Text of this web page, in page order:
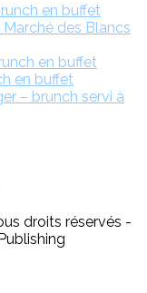
en buffet
Marché des Blancs
en buffet
en buffet
– brunch servi à
droits réservés -